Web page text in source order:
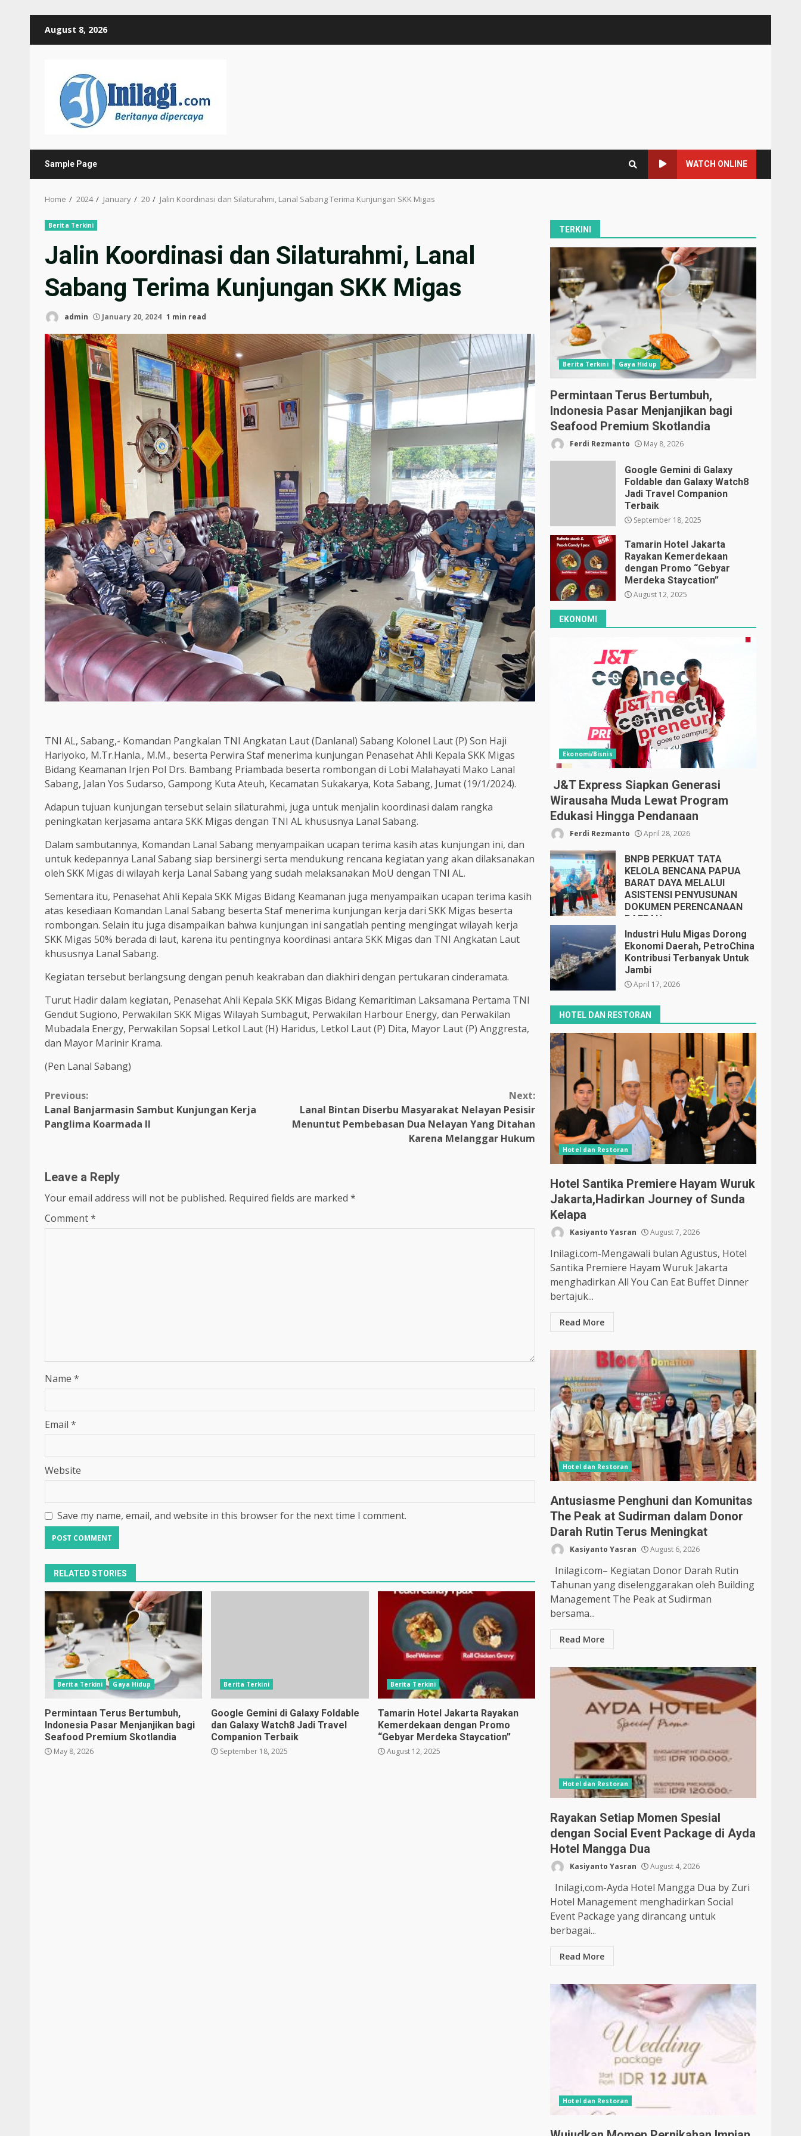
August 8, 2026
Sample Page WATCH ONLINE
Home 2024 January 20 Jalin Koordinasi dan Silaturahmi, Lanal Sabang Terima Kunjungan SKK Migas
Berita Terkini
Jalin Koordinasi dan Silaturahmi, Lanal
Sabang Terima Kunjungan SKK Migas
admin January 20, 2024 1 min read
TNI AL, Sabang,- Komandan Pangkalan TNI Angkatan Laut (Danlanal) Sabang Kolonel Laut (P) Son Haji
Hariyoko, M.Tr.Hanla., M.M., beserta Perwira Staf menerima kunjungan Penasehat Ahli Kepala SKK Migas
Bidang Keamanan Irjen Pol Drs. Bambang Priambada beserta rombongan di Lobi Malahayati Mako Lanal
Sabang, Jalan Yos Sudarso, Gampong Kuta Ateuh, Kecamatan Sukakarya, Kota Sabang, Jumat (19/1/2024).
Adapun tujuan kunjungan tersebut selain silaturahmi, juga untuk menjalin koordinasi dalam rangka
peningkatan kerjasama antara SKK Migas dengan TNI AL khususnya Lanal Sabang.
Dalam sambutannya, Komandan Lanal Sabang menyampaikan ucapan terima kasih atas kunjungan ini, dan
untuk kedepannya Lanal Sabang siap bersinergi serta mendukung rencana kegiatan yang akan dilaksanakan
oleh SKK Migas di wilayah kerja Lanal Sabang yang sudah melaksanakan MoU dengan TNI AL.
Sementara itu, Penasehat Ahli Kepala SKK Migas Bidang Keamanan juga menyampaikan ucapan terima kasih
atas kesediaan Komandan Lanal Sabang beserta Staf menerima kunjungan kerja dari SKK Migas beserta
rombongan. Selain itu juga disampaikan bahwa kunjungan ini sangatlah penting mengingat wilayah kerja
SKK Migas 50% berada di laut, karena itu pentingnya koordinasi antara SKK Migas dan TNI Angkatan Laut
khususnya Lanal Sabang.
Kegiatan tersebut berlangsung dengan penuh keakraban dan diakhiri dengan pertukaran cinderamata.
Turut Hadir dalam kegiatan, Penasehat Ahli Kepala SKK Migas Bidang Kemaritiman Laksamana Pertama TNI
Gendut Sugiono, Perwakilan SKK Migas Wilayah Sumbagut, Perwakilan Harbour Energy, dan Perwakilan
Mubadala Energy, Perwakilan Sopsal Letkol Laut (H) Haridus, Letkol Laut (P) Dita, Mayor Laut (P) Anggresta,
dan Mayor Marinir Krama.
(Pen Lanal Sabang)
Continue
Reading
Previous:
Lanal Banjarmasin Sambut Kunjungan Kerja
Panglima Koarmada II
Next:
Lanal Bintan Diserbu Masyarakat Nelayan Pesisir
Menuntut Pembebasan Dua Nelayan Yang Ditahan
Karena Melanggar Hukum
Leave a Reply
Your email address will not be published. Required fields are marked *
Comment*
Name *
Email *
Website
Save my name, email, and website in this browser for the next time I comment.
RELATED STORIES
Berita Terkini Gaya Hidup
Permintaan Terus Bertumbuh,
Indonesia Pasar Menjanjikan bagi
Seafood Premium Skotlandia
May 8, 2026
Berita Terkini
Google Gemini di Galaxy Foldable
dan Galaxy Watch8 Jadi Travel
Companion Terbaik
September 18, 2025
Berita Terkini
Tamarin Hotel Jakarta Rayakan
Kemerdekaan dengan Promo
“Gebyar Merdeka Staycation”
August 12, 2025
TERKINI
Berita Terkini Gaya Hidup
Permintaan Terus Bertumbuh,
Indonesia Pasar Menjanjikan bagi
Seafood Premium Skotlandia
Ferdi Rezmanto May 8, 2026
Google Gemini di Galaxy
Foldable dan Galaxy Watch8
Jadi Travel Companion
Terbaik
September 18, 2025
Tamarin Hotel Jakarta
Rayakan Kemerdekaan
dengan Promo “Gebyar
Merdeka Staycation”
August 12, 2025
EKONOMI
Ekonomi/Bisnis
J&T Express Siapkan Generasi
Wirausaha Muda Lewat Program
Edukasi Hingga Pendanaan
Ferdi Rezmanto April 28, 2026
BNPB PERKUAT TATA
KELOLA BENCANA PAPUA
BARAT DAYA MELALUI
ASISTENSI PENYUSUNAN
DOKUMEN PERENCANAAN
DAERAH
April 17, 2026
Industri Hulu Migas Dorong
Ekonomi Daerah, PetroChina
Kontribusi Terbanyak Untuk
Jambi
April 17, 2026
HOTEL DAN RESTORAN
Hotel dan Restoran
Hotel Santika Premiere Hayam Wuruk
Jakarta,Hadirkan Journey of Sunda
Kelapa
Kasiyanto Yasran August 7, 2026
Inilagi.com-Mengawali bulan Agustus, Hotel
Santika Premiere Hayam Wuruk Jakarta
menghadirkan All You Can Eat Buffet Dinner
bertajuk...
Read More
Hotel dan Restoran
Antusiasme Penghuni dan Komunitas
The Peak at Sudirman dalam Donor
Darah Rutin Terus Meningkat
Kasiyanto Yasran August 6, 2026
Inilagi.com– Kegiatan Donor Darah Rutin
Tahunan yang diselenggarakan oleh Building
Management The Peak at Sudirman
bersama...
Read More
Hotel dan Restoran
Rayakan Setiap Momen Spesial
dengan Social Event Package di Ayda
Hotel Mangga Dua
Kasiyanto Yasran August 4, 2026
Inilagi,com-Ayda Hotel Mangga Dua by Zuri
Hotel Management menghadirkan Social
Event Package yang dirancang untuk
berbagai...
Read More
Hotel dan Restoran